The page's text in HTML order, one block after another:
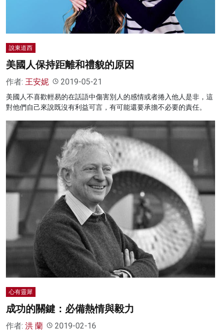
說東道西
美國人保持距離和禮貌的原因
作者: 王安妮 2019-05-21
美國人不喜歡輕易的在話語中傷害別人的感情或者捲入他人是非，這
對他們自己來說既沒有利益可言，有可能還要承擔不必要的責任。
心有靈犀
成功的關鍵：必備熱情與毅力
作者: 洪 蘭 2019-02-16